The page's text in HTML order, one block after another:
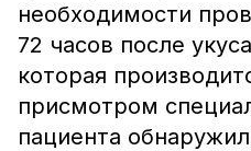
необходимости
72 часов после
которая
присмотром
пациента